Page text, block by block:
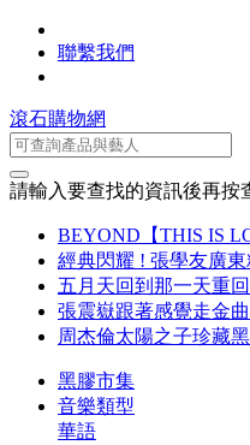
聯繫我們
滾石購物網
請輸入要查找的資訊後再按
BEYOND【THIS IS
經典閃耀 ! 張學友廣
五月天回到那一天重
張震嶽跟著感覺走金
周杰倫太陽之子珍藏
黑膠市集
音樂類型
華語